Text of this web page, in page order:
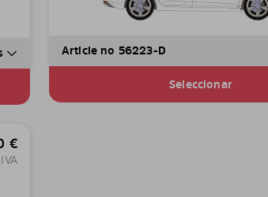
Article no 56223-D
Seleccionar
€